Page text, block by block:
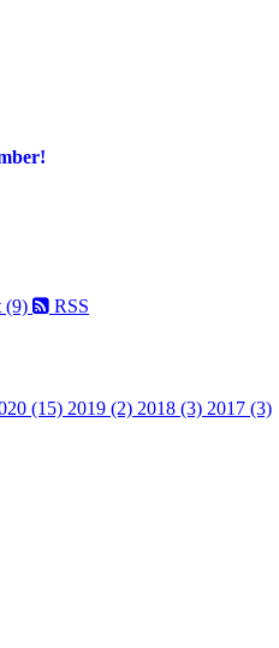
(9) RSS
(15) 2019 (2) 2018 (3) 2017 (3)